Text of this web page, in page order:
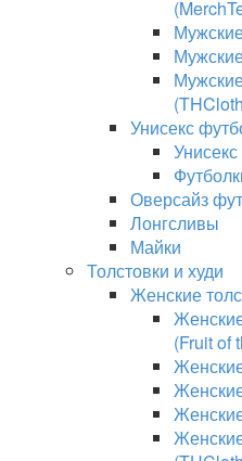
Унисекс
Оверсайз
Лонгсливы
Майки
Толстовки и худи
Женские
(Fruit of